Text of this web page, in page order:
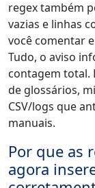
regex também
vazias e linhas
você comentar
Tudo, o aviso
contagem total.
de glossários,
CSV/logs que
manuais.
Por que as
agora